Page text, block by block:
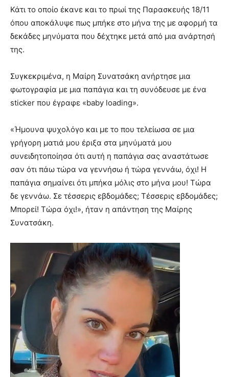
Κάτι το οποίο έκανε και το πρωί της Παρασκευής 18/11
όπου αποκάλυψε πως μπήκε στο μήνα της με αφορμή τα
δεκάδες μηνύματα που δέχτηκε μετά από μια ανάρτησή
της.
Συγκεκριμένα, η Μαίρη Συνατσάκη ανήρτησε μια
φωτογραφία με μια παπάγια και τη συνόδευσε με ένα
sticker που έγραφε «baby loading».
«Ήμουνα ψυχολόγο και με το που τελείωσα σε μια
γρήγορη ματιά μου έριξα στα μηνύματά μου
συνειδητοποίησα ότι αυτή η παπάγια σας αναστάτωσε
σαν ότι πάω τώρα να γεννήσω ή τώρα γεννάω, όχι! Η
παπάγια σημαίνει ότι μπήκα μόλις στο μήνα μου! Τώρα
δε γεννάω. Σε τέσσερις εβδομάδες; Τέσσερις εβδομάδες;
Μπορεί! Τώρα όχι!», ήταν η απάντηση της Μαίρης
Συνατσάκη.